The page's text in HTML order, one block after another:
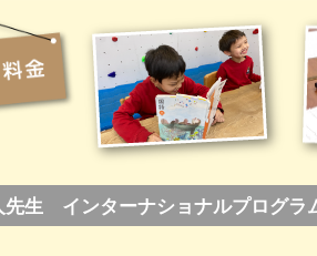
先生 インターナショナルプログラ